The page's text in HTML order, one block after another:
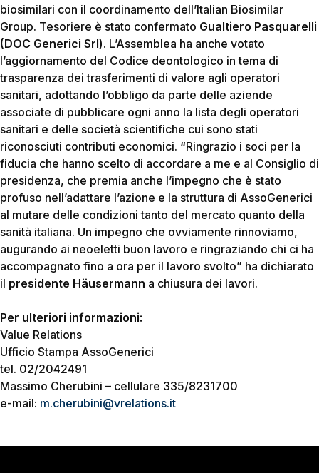
biosimilari con il coordinamento dell’Italian Biosimilar
Group. Tesoriere è stato confermato Gualtiero Pasquarelli
(DOC Generici Srl). L’Assemblea ha anche votato
l’aggiornamento del Codice deontologico in tema di
trasparenza dei trasferimenti di valore agli operatori
sanitari, adottando l’obbligo da parte delle aziende
associate di pubblicare ogni anno la lista degli operatori
sanitari e delle società scientifiche cui sono stati
riconosciuti contributi economici. “Ringrazio i soci per la
fiducia che hanno scelto di accordare a me e al Consiglio di
presidenza, che premia anche l’impegno che è stato
profuso nell’adattare l’azione e la struttura di AssoGenerici
al mutare delle condizioni tanto del mercato quanto della
sanità italiana. Un impegno che ovviamente rinnoviamo,
augurando ai neoeletti buon lavoro e ringraziando chi ci ha
accompagnato fino a ora per il lavoro svolto” ha dichiarato
il presidente Häusermann a chiusura dei lavori.
Per ulteriori informazioni:
Value Relations
Ufficio Stampa AssoGenerici
tel. 02/2042491
Massimo Cherubini – cellulare 335/8231700
e-mail: m.cherubini@vrelations.it